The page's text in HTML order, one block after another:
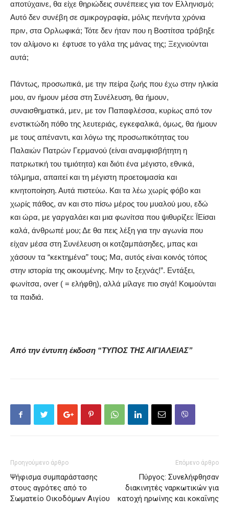
αποτύχαινε, θα είχε θηριώδεις συνέπειες για τον Ελληνισμό;
Αυτό δεν συνέβη σε σμικρογραφία, μόλις πενήντα χρόνια
πριν, στα Ορλωφικά; Τότε δεν ήταν που η Βοστίτσα τράβηξε
τον αλίμονο κι έφτυσε το γάλα της μάνας της; Ξεχνιούνται
αυτά;
Πάντως, προσωπικά, με την πείρα ζωής που έχω στην ηλικία
μου, αν ήμουν μέσα στη Συνέλευση, θα ήμουν,
συναισθηματικά, μεν, με τον Παπαφλέσσα, κυρίως από τον
ενστικτώδη πόθο της λευτεριάς, εγκεφαλικά, όμως, θα ήμουν
με τους απέναντι, και λόγω της προσωπικότητας του
Παλαιών Πατρών Γερμανού (είναι αναμφισβήτητη η
πατριωτική του τιμιότητα) και διότι ένα μέγιστο, εθνικά,
τόλμημα, απαιτεί και τη μέγιστη προετοιμασία και
κινητοποίηση. Αυτά πιστεύω. Και τα λέω χωρίς φόβο και
χωρίς πάθος, αν και στο πίσω μέρος του μυαλού μου, εδώ
και ώρα, με γαργαλάει και μια φωνίτσα που ψιθυρίζει: ΪΕίσαι
καλά, άνθρωπέ μου; Δε θα πεις λέξη για την αγωνία που
είχαν μέσα στη Συνέλευση οι κοτζαμπάσηδες, μπας και
χάσουν τα “κεκτημένα” τους; Μα, αυτός είναι κοινός τόπος
στην ιστορία της οικουμένης. Μην το ξεχνάς!”. Εντάξει,
φωνίτσα, over ( = ελήφθη), αλλά μίλαγε πιο σιγά! Κοιμούνται
τα παιδιά.
Από την έντυπη έκδοση “ΤΥΠΟΣ ΤΗΣ ΑΙΓΙΑΛΕΙΑΣ”
Προηγούμενο άρθρο
Ψήφισμα συμπαράστασης
στους αγρότες από το
Σωματείο Οικοδόμων Αιγίου
Επόμενο άρθρο
Πύργος: Συνελήφθησαν
διακινητές ναρκωτικών για
κατοχή ηρωίνης και κοκαΐνης